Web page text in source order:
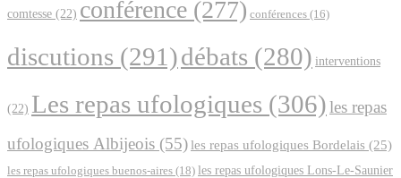
comtesse (22) conférence (277) conférences (16)
discutions (291)débats (280) interventions
(22) Les repas ufologiques (306)les repas
ufologiques Albijeois (55)les repas ufologiques Bordelais (25)
les repas ufologiques buenos-aires (18) les repas ufologiques Lons-Le-Saunier